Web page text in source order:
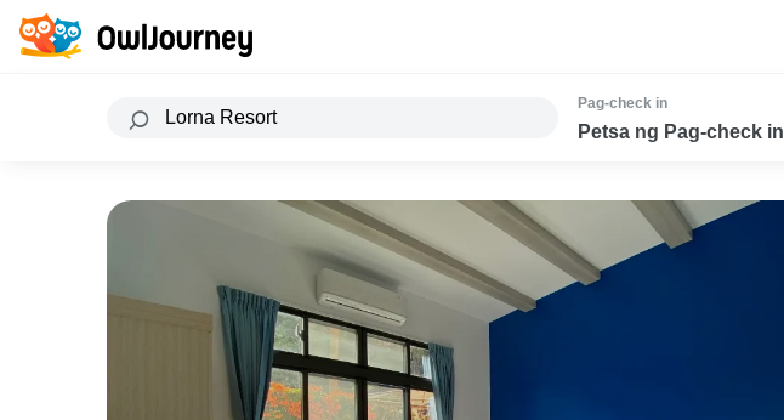
Pag-check in
Petsa ng Pag-check in